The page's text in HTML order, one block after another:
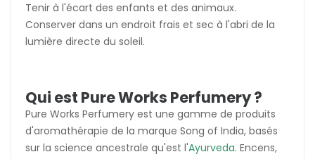
Tenir à l'écart des enfants et des animaux.
Conserver dans un endroit frais et sec à l'abri de la
lumière directe du soleil.
Qui est Pure Works Perfumery ?
Pure Works Perfumery est une gamme de produits
d'aromathérapie de la marque Song of India, basés
sur la science ancestrale qu'est l'Ayurveda. Encens,